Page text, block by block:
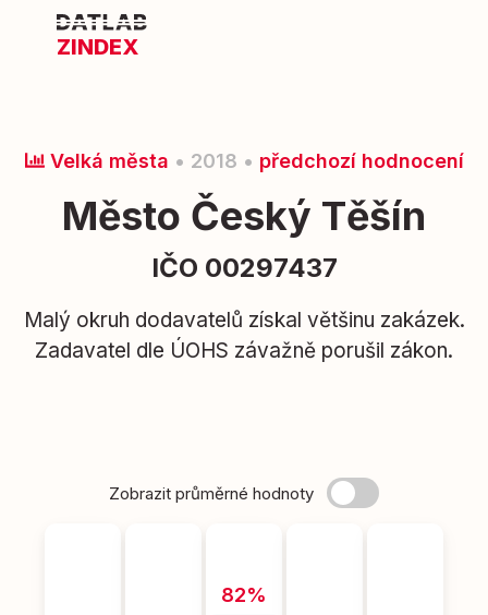
ZINDEX
Velká města • 2018 • předchozí hodnocení
Město Český Těšín
IČO 00297437
Malý okruh dodavatelů získal většinu zakázek.
Zadavatel dle ÚOHS závažně porušil zákon.
Zobrazit průměrné hodnoty
82%